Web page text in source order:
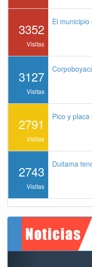
3352
Visitas
El
3127
Visitas
2791
Visitas
Pico y
2743
Visitas
Duitama